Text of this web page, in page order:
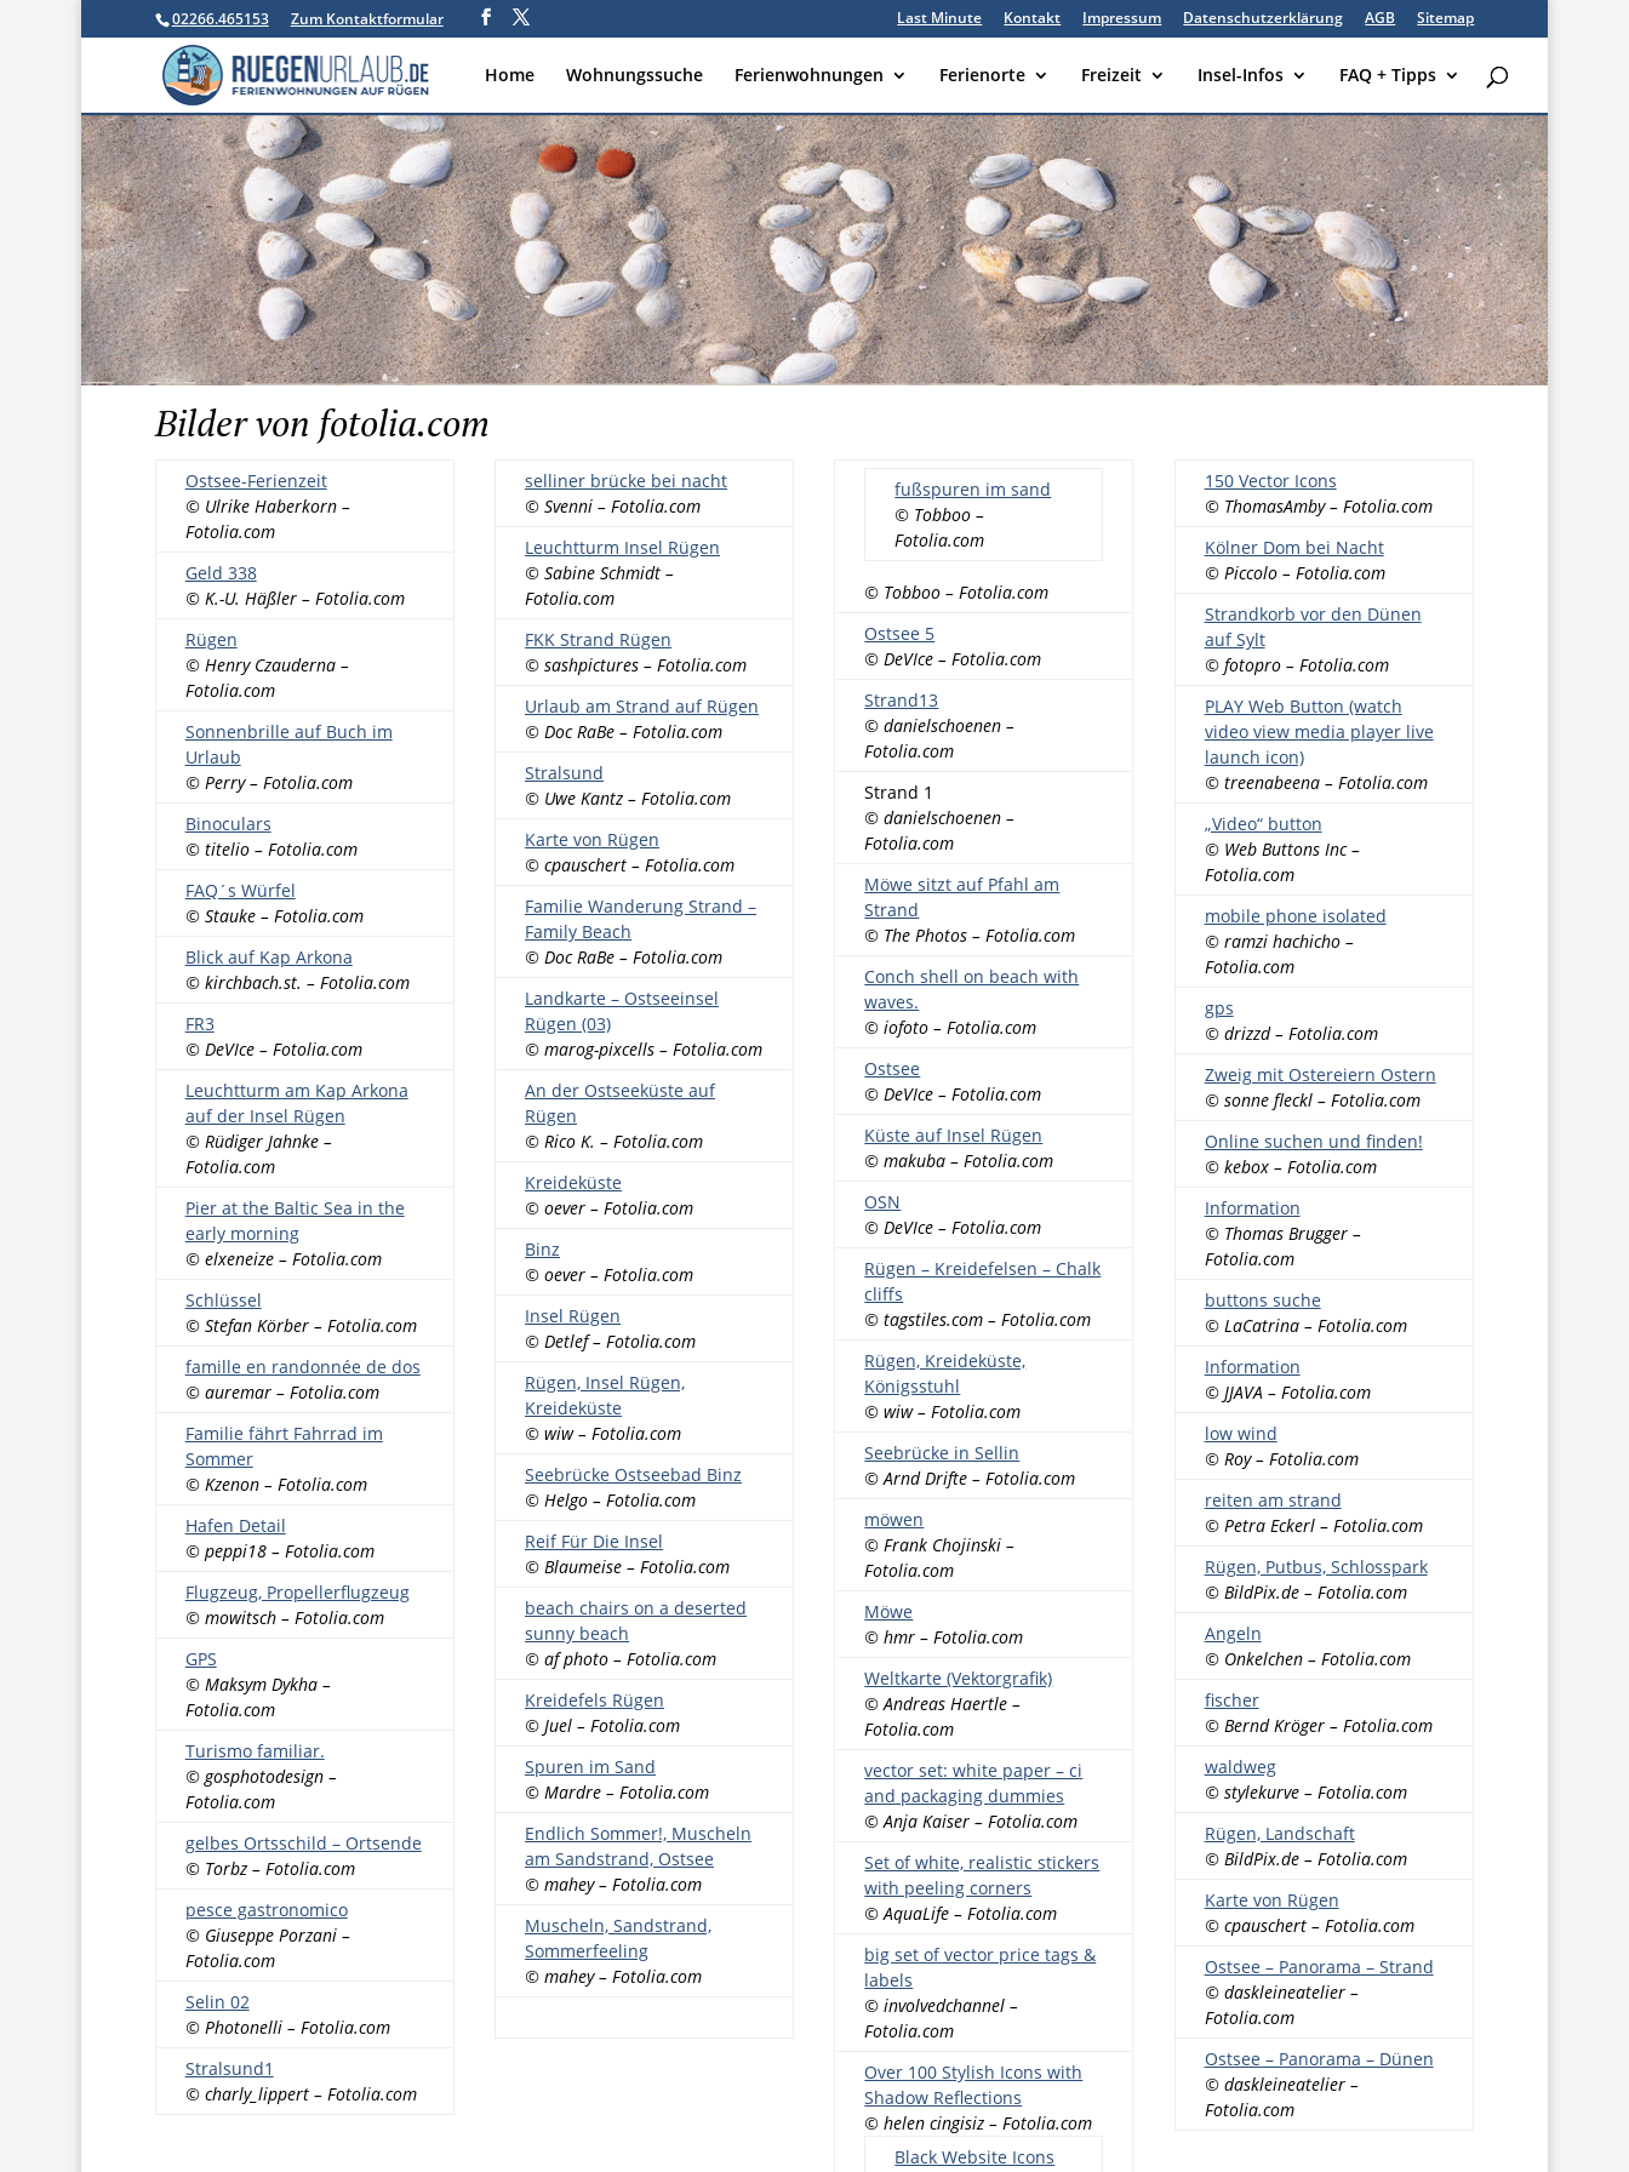
02266.465153 Zum Kontaktformular Last Minute Kontakt Impressum Datenschutzerklärung AGB Sitemap
Home Wohnungssuche Ferienwohnungen Ferienorte Freizeit Insel-Infos FAQ + Tipps
Bilder von fotolia.com
Ostsee-Ferienzeit
© Ulrike Haberkorn –
Fotolia.com
Geld 338
© K.-U. Häßler – Fotolia.com
Rügen
© Henry Czauderna –
Fotolia.com
Sonnenbrille auf Buch im
Urlaub
© Perry – Fotolia.com
Binoculars
© titelio – Fotolia.com
FAQ´s Würfel
© Stauke – Fotolia.com
Blick auf Kap Arkona
© kirchbach.st. – Fotolia.com
FR3
© DeVIce – Fotolia.com
Leuchtturm am Kap Arkona
auf der Insel Rügen
© Rüdiger Jahnke –
Fotolia.com
Pier at the Baltic Sea in the
early morning
© elxeneize – Fotolia.com
Schlüssel
© Stefan Körber – Fotolia.com
famille en randonnée de dos
© auremar – Fotolia.com
Familie fährt Fahrrad im
Sommer
© Kzenon – Fotolia.com
Hafen Detail
© peppi18 – Fotolia.com
Flugzeug, Propellerflugzeug
© mowitsch – Fotolia.com
GPS
© Maksym Dykha –
Fotolia.com
Turismo familiar.
© gosphotodesign –
Fotolia.com
gelbes Ortsschild – Ortsende
© Torbz – Fotolia.com
pesce gastronomico
© Giuseppe Porzani –
Fotolia.com
Selin 02
© Photonelli – Fotolia.com
Stralsund1
© charly_lippert – Fotolia.com
selliner brücke bei nacht
© Svenni – Fotolia.com
Leuchtturm Insel Rügen
© Sabine Schmidt –
Fotolia.com
FKK Strand Rügen
© sashpictures – Fotolia.com
Urlaub am Strand auf Rügen
© Doc RaBe – Fotolia.com
Stralsund
© Uwe Kantz – Fotolia.com
Karte von Rügen
© cpauschert – Fotolia.com
Familie Wanderung Strand –
Family Beach
© Doc RaBe – Fotolia.com
Landkarte – Ostseeinsel
Rügen (03)
© marog-pixcells – Fotolia.com
An der Ostseeküste auf
Rügen
© Rico K. – Fotolia.com
Kreideküste
© oever – Fotolia.com
Binz
© oever – Fotolia.com
Insel Rügen
© Detlef – Fotolia.com
Rügen, Insel Rügen,
Kreideküste
© wiw – Fotolia.com
Seebrücke Ostseebad Binz
© Helgo – Fotolia.com
Reif Für Die Insel
© Blaumeise – Fotolia.com
beach chairs on a deserted
sunny beach
© af photo – Fotolia.com
Kreidefels Rügen
© Juel – Fotolia.com
Spuren im Sand
© Mardre – Fotolia.com
Endlich Sommer!, Muscheln
am Sandstrand, Ostsee
© mahey – Fotolia.com
Muscheln, Sandstrand,
Sommerfeeling
© mahey – Fotolia.com
fußspuren im sand
© Tobboo –
Fotolia.com
© Tobboo – Fotolia.com
Ostsee 5
© DeVIce – Fotolia.com
Strand13
© danielschoenen –
Fotolia.com
Strand 1
© danielschoenen –
Fotolia.com
Möwe sitzt auf Pfahl am
Strand
© The Photos – Fotolia.com
Conch shell on beach with
waves.
© iofoto – Fotolia.com
Ostsee
© DeVIce – Fotolia.com
Küste auf Insel Rügen
© makuba – Fotolia.com
OSN
© DeVIce – Fotolia.com
Rügen – Kreidefelsen – Chalk
cliffs
© tagstiles.com – Fotolia.com
Rügen, Kreideküste,
Königsstuhl
© wiw – Fotolia.com
Seebrücke in Sellin
© Arnd Drifte – Fotolia.com
möwen
© Frank Chojinski –
Fotolia.com
Möwe
© hmr – Fotolia.com
Weltkarte (Vektorgrafik)
© Andreas Haertle –
Fotolia.com
vector set: white paper – ci
and packaging dummies
© Anja Kaiser – Fotolia.com
Set of white, realistic stickers
with peeling corners
© AquaLife – Fotolia.com
big set of vector price tags &
labels
© involvedchannel –
Fotolia.com
Over 100 Stylish Icons with
Shadow Reflections
© helen cingisiz – Fotolia.com
Black Website Icons
150 Vector Icons
© ThomasAmby – Fotolia.com
Kölner Dom bei Nacht
© Piccolo – Fotolia.com
Strandkorb vor den Dünen
auf Sylt
© fotopro – Fotolia.com
PLAY Web Button (watch
video view media player live
launch icon)
© treenabeena – Fotolia.com
„Video“ button
© Web Buttons Inc –
Fotolia.com
mobile phone isolated
© ramzi hachicho –
Fotolia.com
gps
© drizzd – Fotolia.com
Zweig mit Ostereiern Ostern
© sonne fleckl – Fotolia.com
Online suchen und finden!
© kebox – Fotolia.com
Information
© Thomas Brugger –
Fotolia.com
buttons suche
© LaCatrina – Fotolia.com
Information
© JJAVA – Fotolia.com
low wind
© Roy – Fotolia.com
reiten am strand
© Petra Eckerl – Fotolia.com
Rügen, Putbus, Schlosspark
© BildPix.de – Fotolia.com
Angeln
© Onkelchen – Fotolia.com
fischer
© Bernd Kröger – Fotolia.com
waldweg
© stylekurve – Fotolia.com
Rügen, Landschaft
© BildPix.de – Fotolia.com
Karte von Rügen
© cpauschert – Fotolia.com
Ostsee – Panorama – Strand
© daskleineatelier –
Fotolia.com
Ostsee – Panorama – Dünen
© daskleineatelier –
Fotolia.com